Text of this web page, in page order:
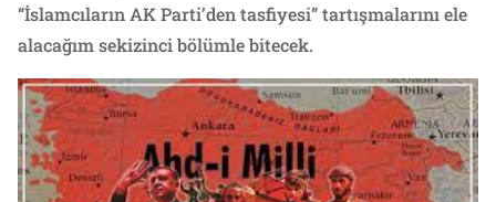
“İslamcıların AK Parti’den tasfiyesi” tartışmalarını ele
alacağım sekizinci bölümle bitecek.